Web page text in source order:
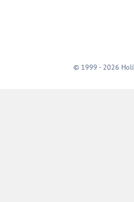
© 1999 - 2026